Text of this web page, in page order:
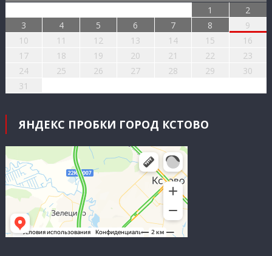
1
2
3
4 5 6 7 8
9
10
11 12 13 14 15
16
17
18 19 20 21 22
23
24
25 26 27 28 29
30
31
ЯНДЕКС ПРОБКИ ГОРОД КСТОВО